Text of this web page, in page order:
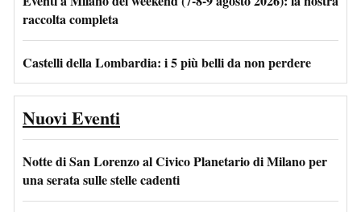
raccolta completa
Castelli della Lombardia: i 5 più belli da non perdere
Nuovi Eventi
Notte di San Lorenzo al Civico Planetario di Milano per
una serata sulle stelle cadenti